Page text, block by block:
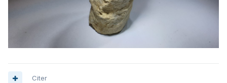
Citer